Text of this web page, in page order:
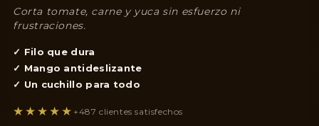
Corta tomate, carne y yuca sin esfuerzo ni
frustraciones.
✓ Filo que dura
✓ Mango antideslizante
✓ Un cuchillo para todo
★★★★★ +487 clientes satisfechos